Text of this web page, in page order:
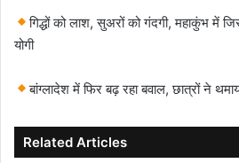
गिद्धों को लाश, सुअरों को गंदगी, महाकुंभ में
योगी
बांग्लादेश में फिर बढ़ रहा बवाल, छात्रों ने
Related Articles